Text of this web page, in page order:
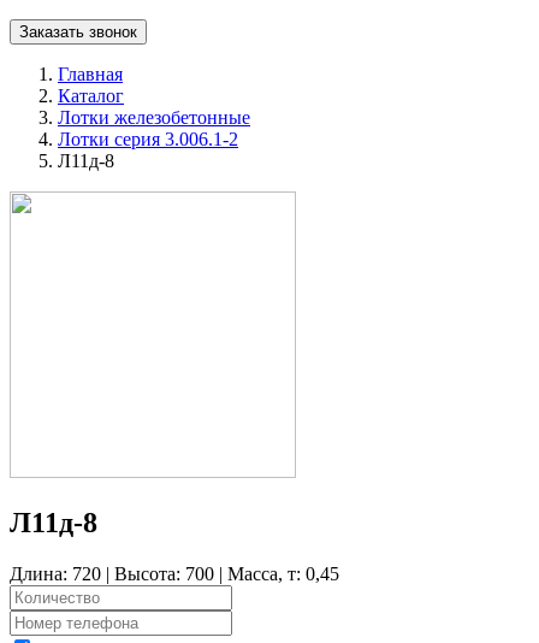
Заказать звонок
Главная
Каталог
Лотки железобетонные
Лотки серия 3.006.1-2
Л11д-8
Л11д-8
Длина: 720 | Высота: 700 | Масса, т: 0,45